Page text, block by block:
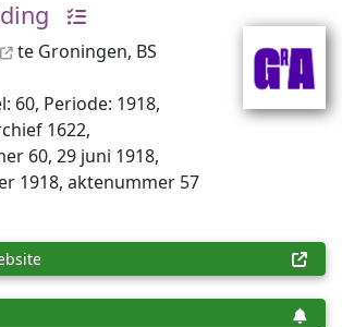
te Groningen, BS
60, Periode: 1918,
1622,
60, 29 juni 1918,
1918, aktenummer 57